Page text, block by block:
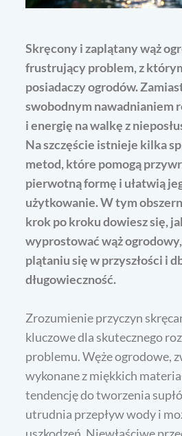
Skręcony i zaplątany wąż
frustrujący problem, z
posiadaczy ogrodów.
swobodnym nawadnianiem
i energię na walkę z
Na szczęście istnieje kilka
metod, które pomogą
pierwotną formę i ułatwią
użytkowanie. W tym
krok po kroku dowiesz się,
wyprostować wąż
plątaniu się w przyszłości i
długowieczność.
Zrozumienie przyczyn
kluczowe dla skutecznego
problemu. Węże ogrodowe,
wykonane z miękkich
tendencję do tworzenia
utrudnia przepływ wody i
uszkodzeń. Niewłaściwe